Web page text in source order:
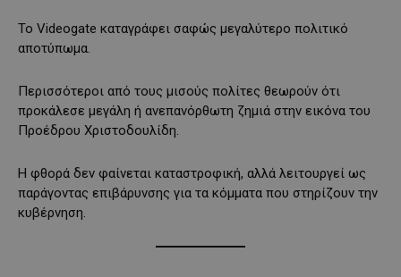
Το Videogate καταγράφει σαφώς μεγαλύτερο πολιτικό
αποτύπωμα.
Περισσότεροι από τους μισούς πολίτες θεωρούν ότι
προκάλεσε μεγάλη ή ανεπανόρθωτη ζημιά στην εικόνα του
Προέδρου Χριστοδουλίδη.
Η φθορά δεν φαίνεται καταστροφική, αλλά λειτουργεί ως
παράγοντας επιβάρυνσης για τα κόμματα που στηρίζουν την
κυβέρνηση.